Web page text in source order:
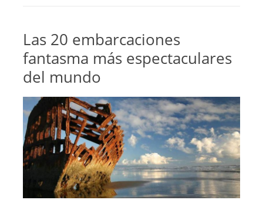
Las 20 embarcaciones
fantasma más espectaculares
del mundo